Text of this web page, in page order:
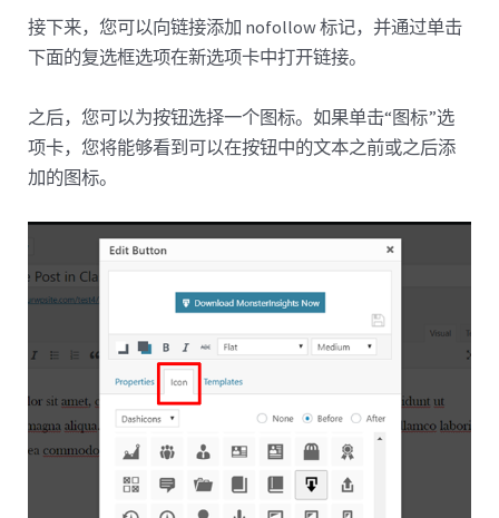
接下来，您可以向链接添加 nofollow 标记，并通过单击
下面的复选框选项在新选项卡中打开链接。
之后，您可以为按钮选择一个图标。如果单击“图标”选
项卡，您将能够看到可以在按钮中的文本之前或之后添
加的图标。